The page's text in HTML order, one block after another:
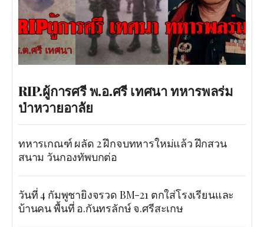
RIP.ผู้การศรี พ.อ.ศรี เทศนา ทหารพลร่ม
ป่าหวายอาลัย
ทหารเกณฑ์ ผลัด 2 ฝึกจบทหารใหม่แล้ว ฝึกสวน
สนาม วันกองทัพบกต่อ
วันที่ 4 กัมพูชายิงจรวด BM-21 ตกใส่โรงเรียนและ
บ้านคน พื้นที่ อ.กันทรลักษ์ จ.ศรีสะเกษ